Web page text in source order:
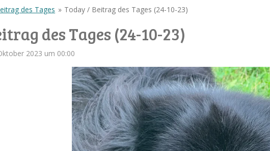
des Tages » Today / Beitrag des Tages (24-10-23)
des Tages (24-10-23)
2023 um 00:00